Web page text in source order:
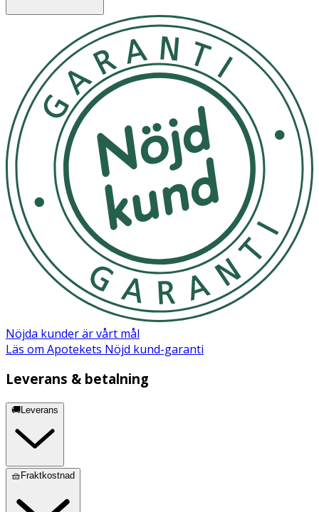
bakterier och mögeltillväxt, och det är något du absolut
inte vill borsta tänderna med! Håll istället din tandborste
upprätt, i en separat hållare, så att den kan torka
effektivt och hålla den ren. Höjd 3,5 cm och diameter 3 cm.
Det inre hålet ä
Hantera produkten varsamt och undvik att tappa
den. För att rengöra hållaren, använd mild tvål, skölj med
vatten och låt sedan lufttorka.
Placera hållaren i ditt badrumsskåp eller på din
badrumsbänk för att hålla den ren och torr.
OK för gravida och ammande:
Nöjda kunder är vårt mål
Läs om Apotekets Nöjd kund-garanti
Leverans & betalning
🚚Leverans
🧺Fraktkostnad